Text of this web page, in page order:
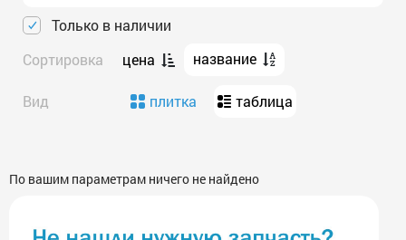
Только в наличии
Сортировка
цена название
Вид плитка таблица
По вашим параметрам ничего не найдено